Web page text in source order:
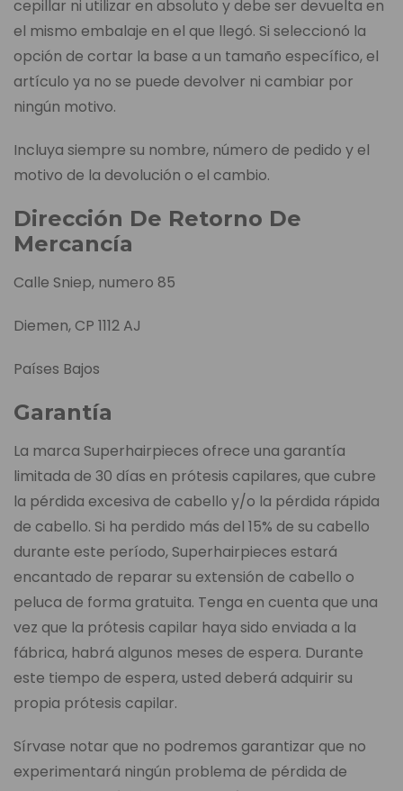
cepillar ni utilizar en absoluto y debe ser devuelta en
el mismo embalaje en el que llegó. Si seleccionó la
opción de cortar la base a un tamaño específico, el
artículo ya no se puede devolver ni cambiar por
ningún motivo.
Incluya siempre su nombre, número de pedido y el
motivo de la devolución o el cambio.
Dirección De Retorno De
Mercancía
Calle Sniep, numero 85
Diemen, CP 1112 AJ
Países Bajos
Garantía
La marca Superhairpieces ofrece una garantía
limitada de 30 días en prótesis capilares, que cubre
la pérdida excesiva de cabello y/o la pérdida rápida
de cabello. Si ha perdido más del 15% de su cabello
durante este período, Superhairpieces estará
encantado de reparar su extensión de cabello o
peluca de forma gratuita. Tenga en cuenta que una
vez que la prótesis capilar haya sido enviada a la
fábrica, habrá algunos meses de espera. Durante
este tiempo de espera, usted deberá adquirir su
propia prótesis capilar.
Sírvase notar que no podremos garantizar que no
experimentará ningún problema de pérdida de